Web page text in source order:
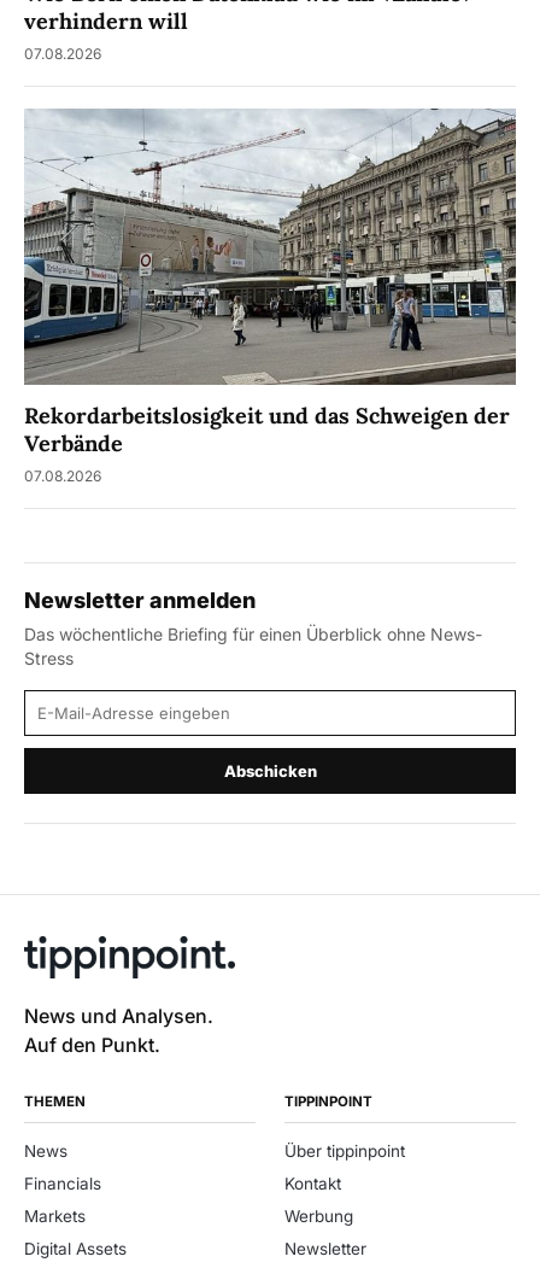
verhindern will
07.08.2026
Rekordarbeitslosigkeit und das Schweigen der
Verbände
07.08.2026
Newsletter anmelden
Das wöchentliche Briefing für einen Überblick ohne News-
Stress
E-Mail-Adresse
Abschicken
News und Analysen.
Auf den Punkt.
THEMEN
News
Financials
Markets
Digital Assets
TIPPINPOINT
Über tippinpoint
Kontakt
Werbung
Newsletter